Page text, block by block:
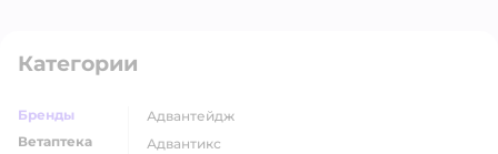
Категории
Бренды
Ветаптека
адвантейдж
адвантикс